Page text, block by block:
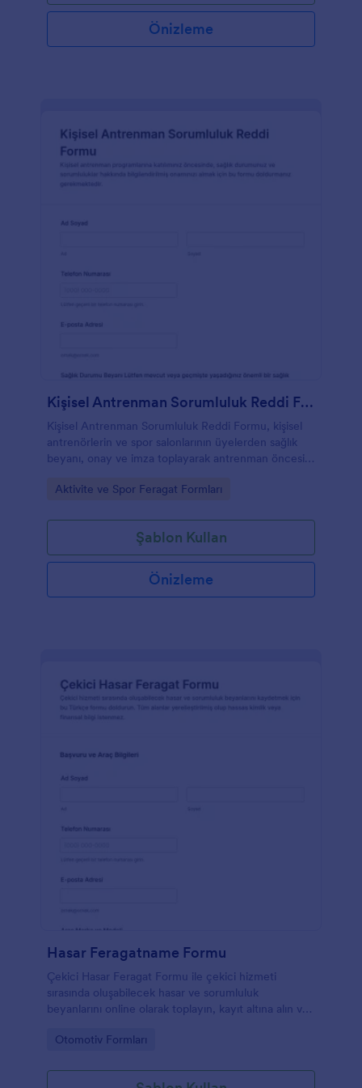
Önizleme
Kişisel Antrenman Sorumluluk Reddi Formu
Kişisel Antrenman Sorumluluk Reddi Formu, kişisel
antrenörlerin ve spor salonlarının üyelerden sağlık
beyanı, onay ve imza toplayarak antrenman öncesi
olur.
Go to Category:
Aktivite ve Spor Feragat Formları
Şablon Kullan
Önizleme
Hasar Feragatname Formu
Çekici Hasar Feragat Formu ile çekici hizmeti
sırasında oluşabilecek hasar ve sorumluluk
beyanlarını online olarak toplayın, kayıt altına alın ve
yönetin.
Go to Category:
Otomotiv Formları